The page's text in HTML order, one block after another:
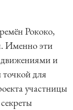
Рококо,
Именно эти
и
для
участницы